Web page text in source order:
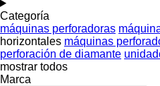
Categoría
máquinas perforadoras
horizontales máquinas
perforación de diamante
mostrar todos
Marca